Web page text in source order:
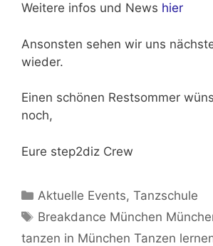
Weitere infos und News hier
Ansonsten sehen wir uns
wieder.
Einen schönen Restsommer
noch,
Eure step2diz Crew
Kategorien
Aktuelle Events,Tanzschule
Schlagwörter
Breakdance München
tanzen in München Tanzen